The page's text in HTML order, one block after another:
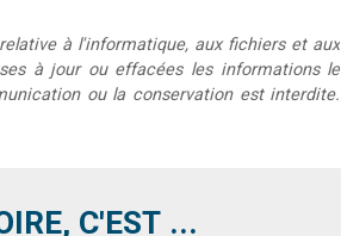
à l'informatique, aux fichiers et aux
à jour ou effacées les informations le
ou la conservation est interdite.
C'EST ...